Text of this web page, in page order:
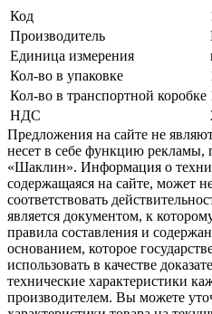
Код
Производитель
Единица измерения
Кол-во в упаковке
Кол-во в транспортной коробке
НДС
Предложения на сайте не
несет в себе функцию
«Шаклин». Информация о
содержащаяся на сайте, может
соответствовать
является документом, к
правила составления и
основанием, которое
использовать в качестве
технические характеристики
производителем. Вы можете